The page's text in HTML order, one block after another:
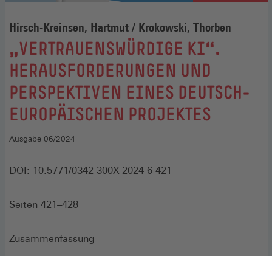
Hirsch-Kreinsen, Hartmut / Krokowski, Thorben
:
„VERTRAUENSWÜRDIGE KI“.
HERAUSFORDERUNGEN UND
PERSPEKTIVEN EINES DEUTSCH-
EUROPÄISCHEN PROJEKTES
Ausgabe 06/2024
DOI: 10.5771/0342-300X-2024-6-421
Seiten 421–428
Zusammenfassung